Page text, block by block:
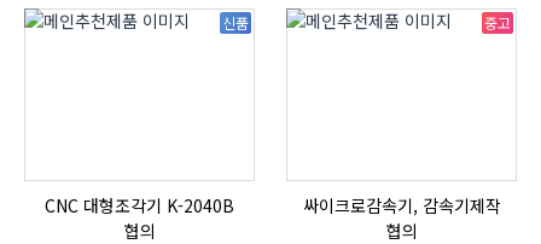
신품
CNC 대형조각기 K-2040B
협의
중고
싸이크로감속기, 감속기제작
협의